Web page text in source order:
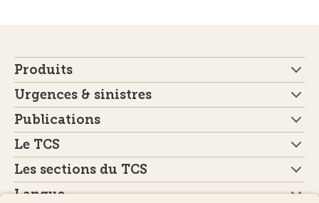
Produits
Urgences & sinistres
Publications
Le TCS
Les sections du TCS
Langue